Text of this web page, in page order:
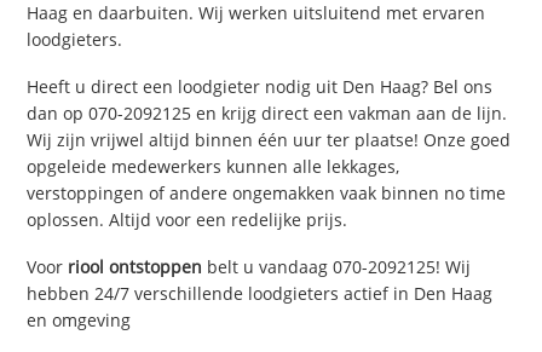
Haag en daarbuiten. Wij werken uitsluitend met ervaren
loodgieters.
Heeft u direct een loodgieter nodig uit Den Haag? Bel ons
dan op 070-2092125 en krijg direct een vakman aan de lijn.
Wij zijn vrijwel altijd binnen één uur ter plaatse! Onze goed
opgeleide medewerkers kunnen alle lekkages,
verstoppingen of andere ongemakken vaak binnen no time
oplossen. Altijd voor een redelijke prijs.
Voor riool ontstoppen belt u vandaag 070-2092125! Wij
hebben 24/7 verschillende loodgieters actief in Den Haag
en omgeving